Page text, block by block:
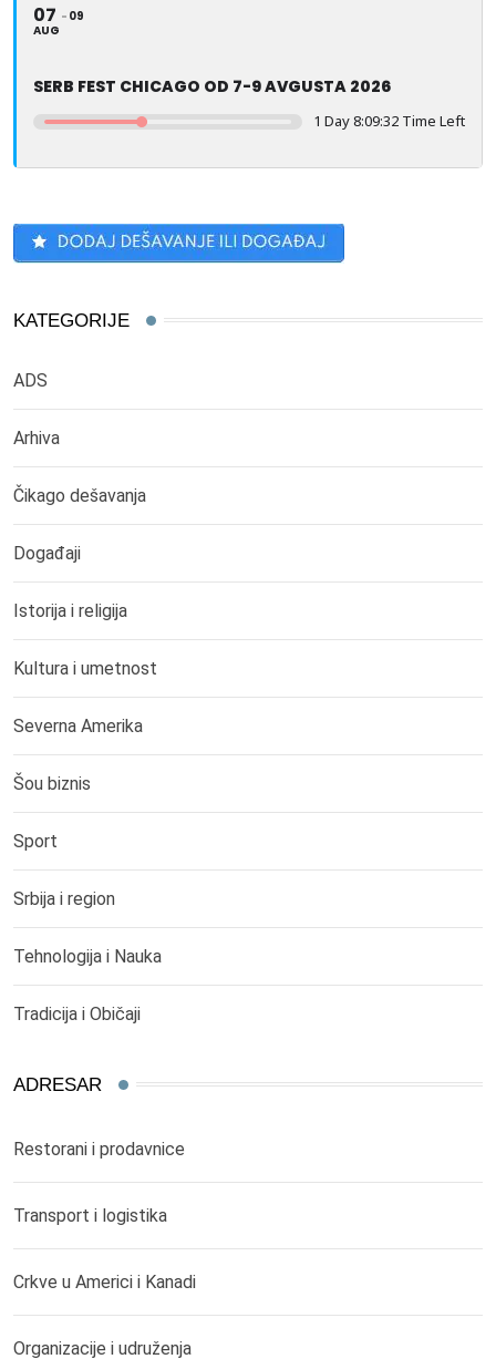
07
AUG
09
SERB FEST CHICAGO OD 7-9 AVGUSTA 2026
1 Day 8:09:31 Time Left
KATEGORIJE
ADS
Arhiva
Čikago dešavanja
Događaji
Istorija i religija
Kultura i umetnost
Severna Amerika
Šou biznis
Sport
Srbija i region
Tehnologija i Nauka
Tradicija i Običaji
ADRESAR
Restorani i prodavnice
Transport i logistika
Crkve u Americi i Kanadi
Organizacije i udruženja